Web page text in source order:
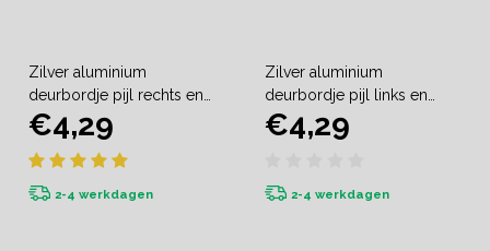
Zilver aluminium
deurbordje pijl rechts en
symbool
€4,29
2-4 werkdagen
Zilver aluminium
deurbordje pijl links en
symbool
€4,29
2-4 werkdagen